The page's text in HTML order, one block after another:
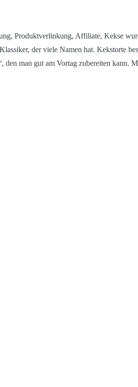
Produktverlinkung, Affiliate, Kekse
der viele Namen hat. Kekstorte
den man gut am Vortag zubereiten kann.